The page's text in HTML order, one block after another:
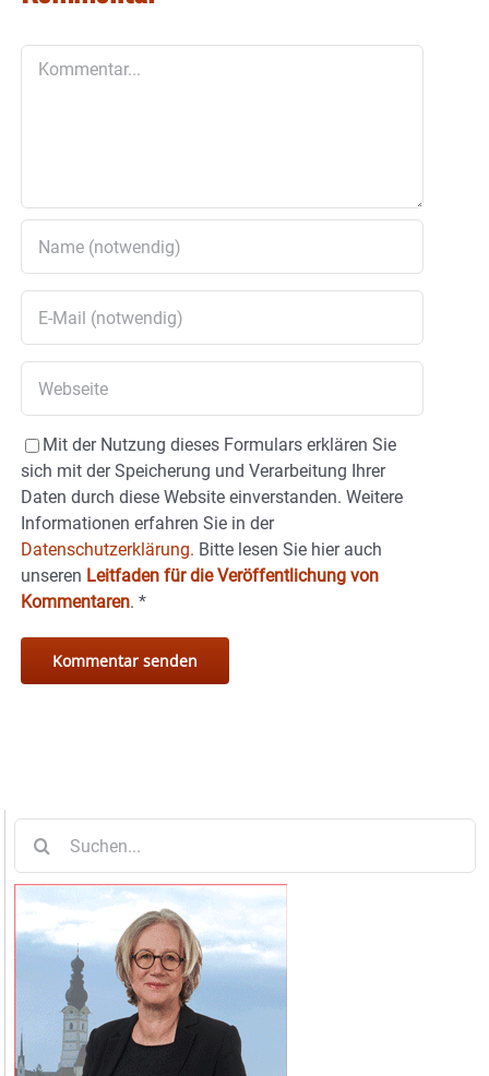
Mit der Nutzung dieses Formulars erklären Sie
sich mit der Speicherung und Verarbeitung Ihrer
Daten durch diese Website einverstanden. Weitere
Informationen erfahren Sie in der
Datenschutzerklärung. Bitte lesen Sie hier auch
unseren Leitfaden für die Veröffentlichung von
Kommentaren. *
nach: